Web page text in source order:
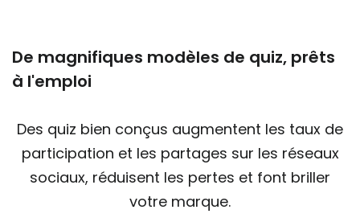
De magnifiques modèles de quiz, prêts
à l'emploi
Des quiz bien conçus augmentent les taux de
participation et les partages sur les réseaux
sociaux, réduisent les pertes et font briller
votre marque.